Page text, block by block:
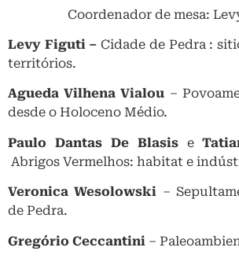
Coordenador de mesa:
Levy Figuti – Cidade de Pedra :
territórios.
Agueda Vilhena Vialou –
desde o Holoceno Médio.
Paulo Dantas De Blasise
Abrigos Vermelhos: habitat e
Veronica Wesolowski –
de Pedra.
Gregório Ceccantini –